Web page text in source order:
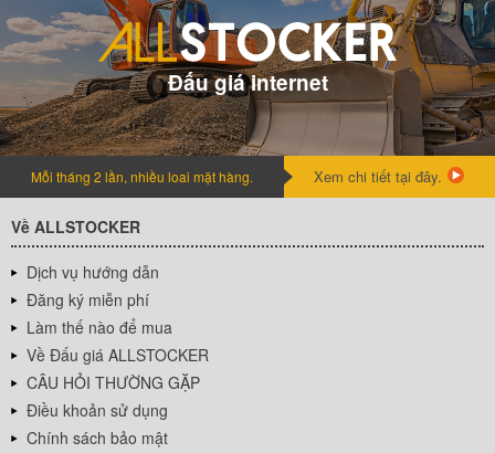
Đấu giá internet
Mỗi tháng 2 lần, nhiều loai mặt hàng. Xem chi tiết tại đây.
Về ALLSTOCKER
Dịch vụ hướng dẫn
Đăng ký miễn phí
Làm thế nào để mua
Về Đấu giá ALLSTOCKER
CÂU HỎI THƯỜNG GẶP
Điều khoản sử dụng
Chính sách bảo mật